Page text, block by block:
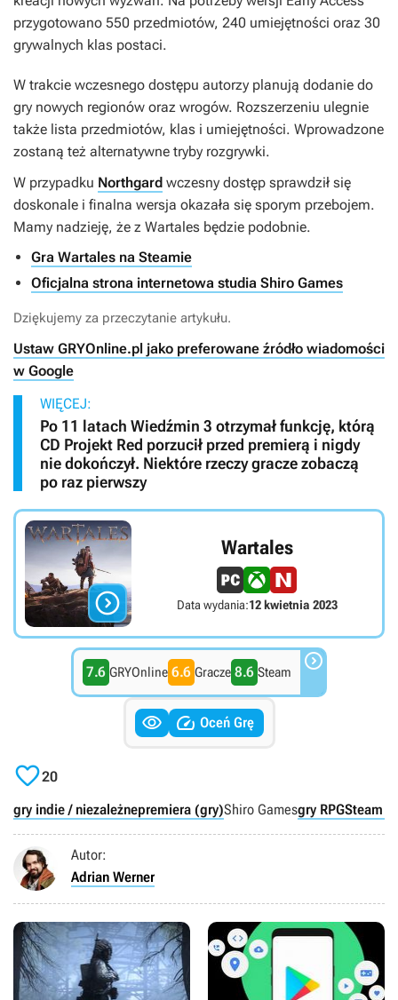
przygotowano 550 przedmiotów, 240 umiejętności oraz 30
grywalnych klas postaci.
W trakcie wczesnego dostępu autorzy planują dodanie do
gry nowych regionów oraz wrogów. Rozszerzeniu ulegnie
także lista przedmiotów, klas i umiejętności. Wprowadzone
zostaną też alternatywne tryby rozgrywki.
W przypadku Northgard wczesny dostęp sprawdził się
doskonale i finalna wersja okazała się sporym przebojem.
Mamy nadzieję, że z Wartales będzie podobnie.
Gra Wartales na Steamie
Oficjalna strona internetowa studia Shiro Games
Dziękujemy za przeczytanie artykułu.
Ustaw GRYOnline.pl jako preferowane źródło wiadomości
w Google
WIĘCEJ:
Po 11 latach Wiedźmin 3 otrzymał funkcję, którą
CD Projekt Red porzucił przed premierą i nigdy
nie dokończył. Niektóre rzeczy gracze zobaczą
po raz pierwszy

Wartales
Data wydania:12 kwietnia 2023
7.6 GRYOnline 6.6 Gracze 8.6 Steam 
  Oceń Grę
20
gry indie / niezależnepremiera (gry)Shiro Gamesgry RPGSteam
Autor:
Adrian Werner